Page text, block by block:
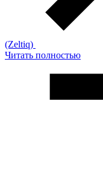
(Zeltiq)
Читать полностью